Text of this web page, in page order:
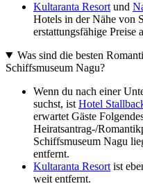
Kultaranta Resort und
Hotels in der Nähe von
erstattungsfähige Preise
Was sind die besten
Schiffsmuseum Nagu?
Wenn du nach einer
suchst, ist Hotel
erwartet Gäste
Heiratsantrag-/
Schiffsmuseum Nagu
entfernt.
Kultaranta Resort ist
weit entfernt.